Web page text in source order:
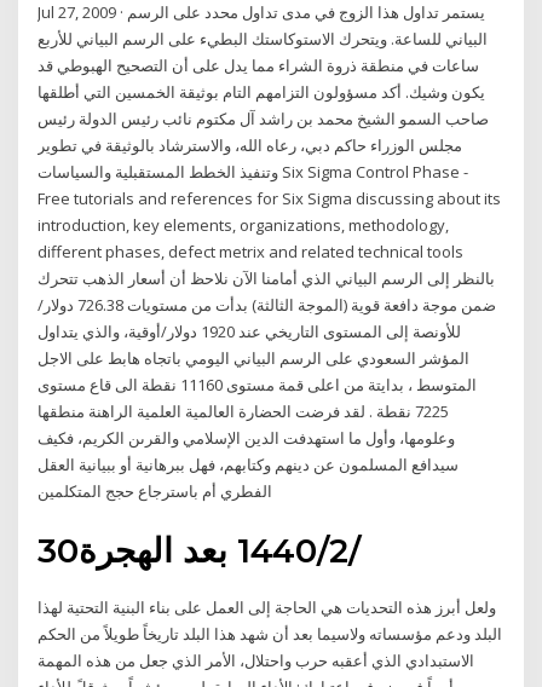
Jul 27, 2009 · يستمر تداول هذا الزوج في مدى تداول محدد على الرسم
البياني للساعة. ويتحرك الاستوكاستك البطيء على الرسم البياني للأربع
ساعات في منطقة ذروة الشراء مما يدل على أن التصحيح الهبوطي قد
يكون وشيك. أكد مسؤولون التزامهم التام بوثيقة الخمسين التي أطلقها
صاحب السمو الشيخ محمد بن راشد آل مكتوم نائب رئيس الدولة رئيس
مجلس الوزراء حاكم دبي، رعاه الله، والاسترشاد بالوثيقة في تطوير
وتنفيذ الخطط المستقبلية والسياسات Six Sigma Control Phase -
Free tutorials and references for Six Sigma discussing about its
introduction, key elements, organizations, methodology,
different phases, defect metrix and related technical tools
بالنظر إلى الرسم البياني الذي أمامنا الآن نلاحظ أن أسعار الذهب تتحرك
ضمن موجة دافعة قوية (الموجة الثالثة) بدأت من مستويات 726.38 دولار/
للأونصة إلى المستوى التاريخي عند 1920 دولار/أوقية، والذي يتداول
المؤشر السعودي على الرسم البياني اليومي باتجاه هابط على الاجل
المتوسط ، بدايتة من اعلى قمة مستوى 11160 نقطة الى قاع مستوى
7225 نقطة . لقد فرضت الحضارة العالمية العلمية الراهنة منطقها
وعلومها، وأول ما استهدفت الدين الإسلامي والقرىن الكريم، فكيف
سيدافع المسلمون عن دينهم وكتابهم، فهل ببرهانية أو ببيانية العقل
الفطري أم باسترجاع حجج المتكلمين
30‏‏/2‏‏/1440 بعد الهجرة
ولعل أبرز هذه التحديات هي الحاجة إلى العمل على بناء البنية التحتية لهذا
البلد ودعم مؤسساته ولاسيما بعد أن شهد هذا البلد تاريخاً طويلاً من الحكم
الاستبدادي الذي أعقبه حرب واحتلال، الأمر الذي جعل من هذه المهمة